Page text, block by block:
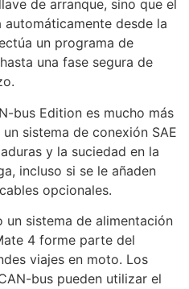
de arranque, sino que el
desde la
un programa de
una fase segura de
bus Edition es mucho más
sistema de conexión SAE
y la suciedad en la
incluso si se le añaden
opcionales.
un sistema de alimentación
4 forme parte del
viajes en moto. Los
bus pueden utilizar el